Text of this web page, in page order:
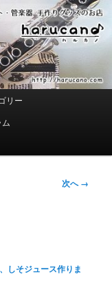
リー
次へ →
しそジュース作りま